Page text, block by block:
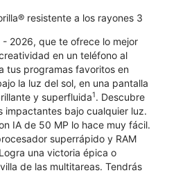
resistente a los rayones 3
2026, que te ofrece lo mejor
en un teléfono al
tus programas favoritos en
la luz del sol, en una pantalla
y superfluida1. Descubre
impactantes bajo cualquier luz.
IA de 50 MP lo hace muy fácil.
superrápido y RAM
una victoria épica o
de las multitareas. Tendrás